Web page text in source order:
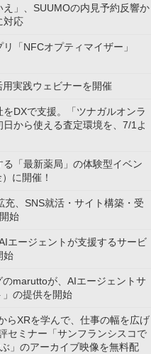
」、SUUMOの内見予約反響か
対応
「NFCオプティマイザー」
実践ウェビナーを開催
DXで支援。「ツナガルオンラ
から使える査定環境を、7/1よ
る「最新薬局」の体験型イベン
に開催！
、SNS就活・サイト構築・受
始
エージェントが支援するサービ
始
maruttoが、AIエージェントサ
の提供を開始
らXRを学んで、仕事の幅を広げ
セミナー「サンフランシスコで
」のアーカイブ映像を無料配